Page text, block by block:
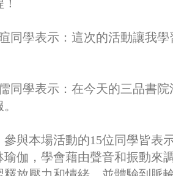
同學表示：這次的活動讓我
同學表示：在今天的三品書
參與本場活動的15位同學皆表
瑜伽，學會藉由聲音和振動來